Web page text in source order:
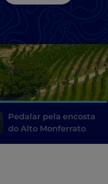
Pedalar pela encosta
do Alto Monferrato